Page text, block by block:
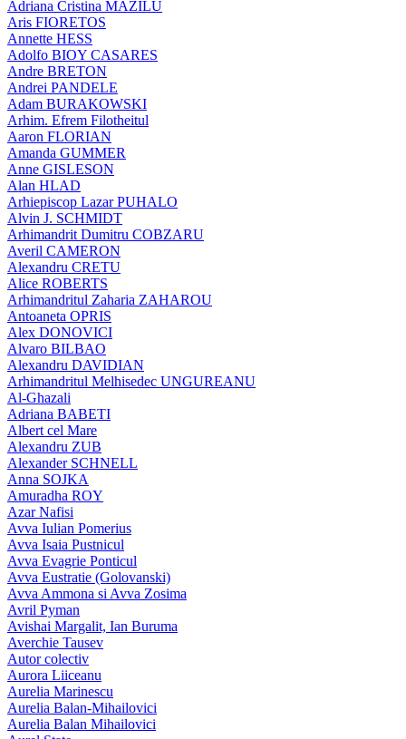
Adriana Cristina MAZILU
Aris FIORETOS
Annette HESS
Adolfo BIOY CASARES
Andre BRETON
Andrei PANDELE
Adam BURAKOWSKI
Arhim. Efrem Filotheitul
Aaron FLORIAN
Amanda GUMMER
Anne GISLESON
Alan HLAD
Arhiepiscop Lazar PUHALO
Alvin J. SCHMIDT
Arhimandrit Dumitru COBZARU
Averil CAMERON
Alexandru CRETU
Alice ROBERTS
Arhimandritul Zaharia ZAHAROU
Antoaneta OPRIS
Alex DONOVICI
Alvaro BILBAO
Alexandru DAVIDIAN
Arhimandritul Melhisedec UNGUREANU
Al-Ghazali
Adriana BABETI
Albert cel Mare
Alexandru ZUB
Alexander SCHNELL
Anna SOJKA
Amuradha ROY
Azar Nafisi
Avva Iulian Pomerius
Avva Isaia Pustnicul
Avva Evagrie Ponticul
Avva Eustratie (Golovanski)
Avva Ammona si Avva Zosima
Avril Pyman
Avishai Margalit, Ian Buruma
Averchie Tausev
Autor colectiv
Aurora Liiceanu
Aurelia Marinescu
Aurelia Balan-Mihailovici
Aurelia Balan Mihailovici